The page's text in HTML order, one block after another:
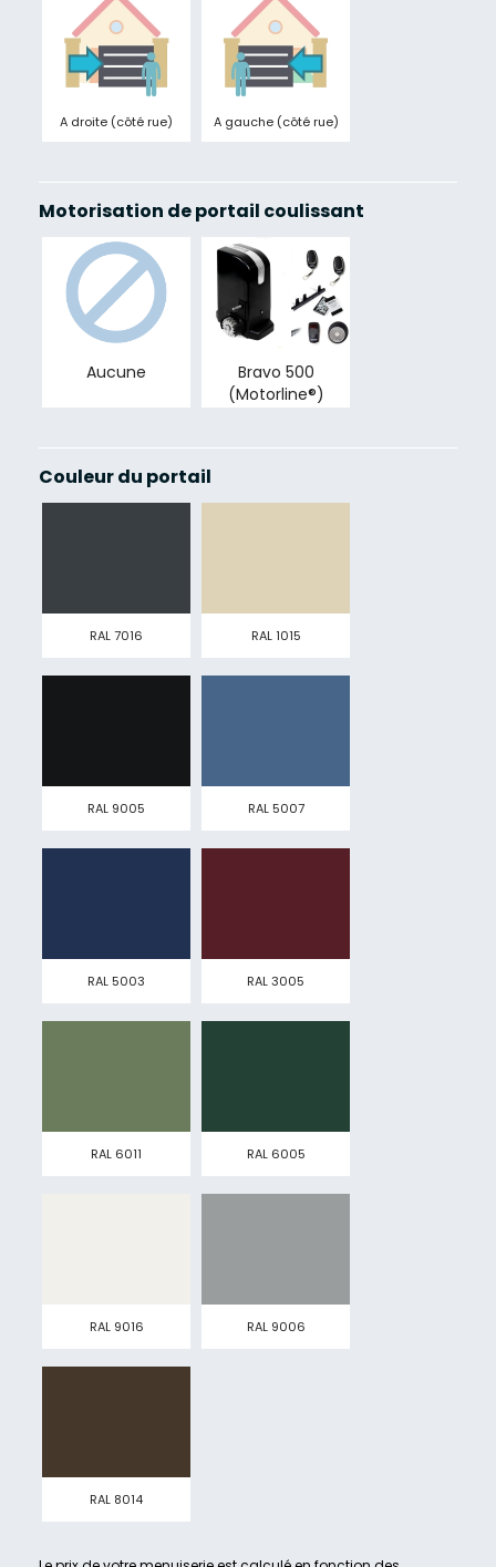
A droite (côté rue) A gauche (côté rue)
Motorisation de portail coulissant
Aucune
Bravo 500
(Motorline®)
Couleur du portail
RAL 7016 RAL 1015
RAL 9005 RAL 5007
RAL 5003 RAL 3005
RAL 6011 RAL 6005
RAL 9016 RAL 9006
RAL 8014